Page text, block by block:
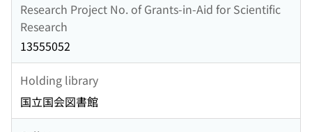
Research Project No. of Grants-in-Aid for Scientific
Research
13555052
Holding library
国立国会図書館